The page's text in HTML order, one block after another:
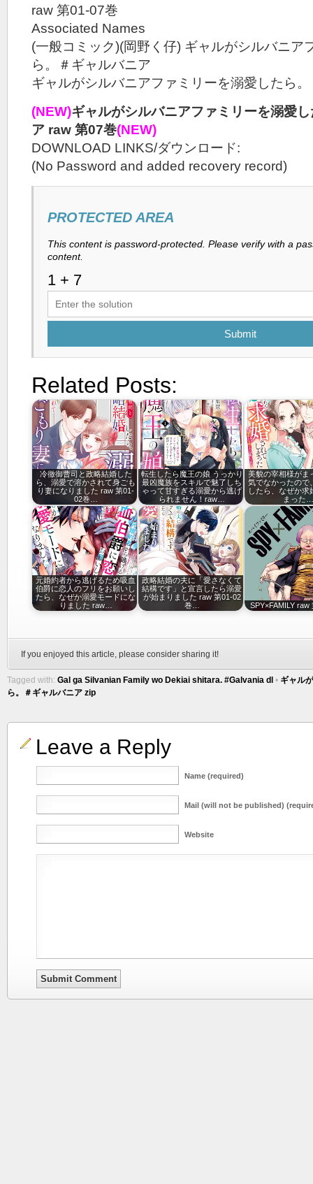
raw 第01-07巻
Associated Names
(一般コミック)(岡野く仔) ギャルがシルバニア
ら。＃ギャルバニア
ギャルがシルバニアファミリーを溺愛したら
(NEW)ギャルがシルバニアファミリーを溺愛
ア raw 第07巻(NEW)
DOWNLOAD LINKS/ダウンロード:
(No Password and added recovery record)
PROTECTED AREA
This content is password-protected. Please verify with a
content.
Submit
Related Posts:
冷徹御曹司と政略結婚した
ら、溺愛で溶かされて身ごも
り妻になりました raw 第01-
02巻…
転生したら魔王の娘 うっかり
最凶魔族をスキルで魅了しち
ゃって甘すぎる溺愛から逃げ
られません！raw…
美貌の宰相様がま
気でなかったので
したら、なぜか求
まった…
元婚約者から逃げるため吸血
伯爵に恋人のフリをお願いし
たら、なぜか溺愛モードにな
りました raw…
政略結婚の夫に「愛さなくて
結構です」と宣言したら溺愛
が始まりました raw 第01-02
巻…
SPY×FAMILY raw
If you enjoyed this article, please consider sharing it!
Tagged with: Gal ga Silvanian Family wo Dekiai shitara. #Galvania dl • ギャル
ら。＃ギャルバニア zip
Leave a Reply
Name (required)
Mail (will not be published)
Website